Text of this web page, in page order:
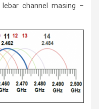
channel masing –